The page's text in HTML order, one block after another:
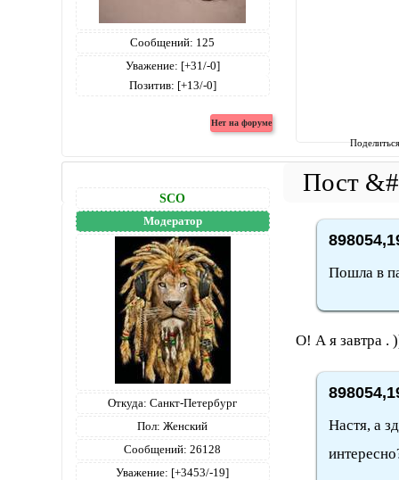
Сообщений: 125
Уважение: [+31/-0]
Позитив: [+13/-0]
SCO
Модератор
Откуда: Санкт-Петербург
Пол: Женский
Сообщений: 26128
Уважение: [+3453/-19]
Пошла в
О! А я завтра .
Настя, а